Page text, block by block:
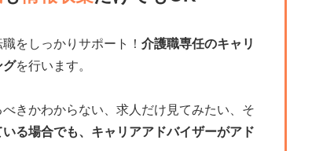
をしっかりサポート！ 介護職専任のキャリ
グを行います。
きかわからない、求人だけ見てみたい、そ
る場合でも、キャリアアドバイザーがアド